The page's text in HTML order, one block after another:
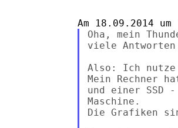
Oha, mein
viele
Also: Ich
Mein Rechner
und einer
Maschine.
Die Grafiken